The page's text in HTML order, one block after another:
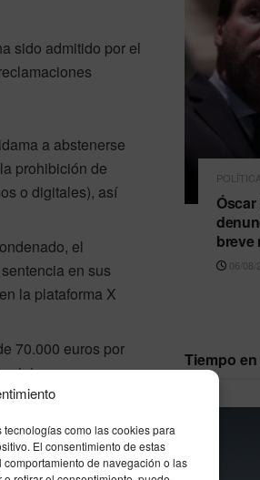
como las cookies para
El consentimiento de estas
de navegación o las
sido admitido por el
a abstenerse
prohibición de
o digitales), así
el
en sus
la plataforma X
70.000 euros por
intereses que se
POLÍTICA
breve
06/08/
Tiempo